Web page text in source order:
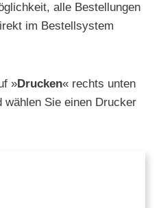
alle Bestellungen
im Bestellsystem
»Drucken« rechts unten
wählen Sie einen Drucker